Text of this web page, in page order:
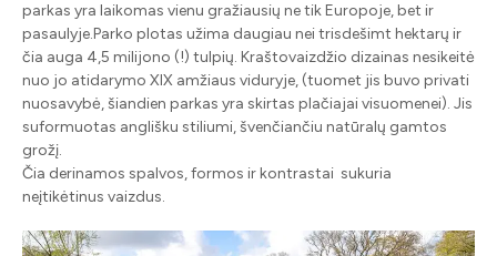
parkas yra laikomas vienu gražiausių ne tik Europoje, bet ir
pasaulyje.Parko plotas užima daugiau nei trisdešimt hektarų ir
čia auga 4,5 milijono (!) tulpių. Kraštovaizdžio dizainas nesikeitė
nuo jo atidarymo XIX amžiaus viduryje, (tuomet jis buvo privati ​​
nuosavybė, šiandien parkas yra skirtas plačiajai visuomenei). Jis
suformuotas anglišku stiliumi, švenčiančiu natūralų gamtos
grožį.
Čia derinamos spalvos, formos ir kontrastai sukuria
neįtikėtinus vaizdus.